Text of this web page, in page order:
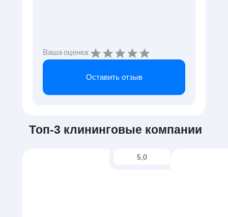
Ваша оценка:
Оставить отзыв
Топ-3 клининговые компании
5,0